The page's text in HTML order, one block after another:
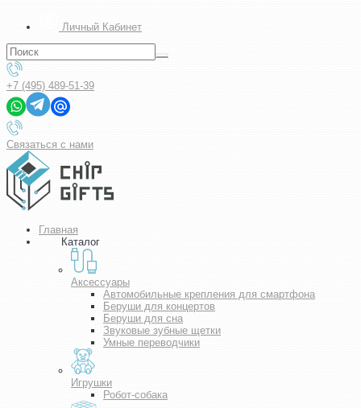
Личный Кабинет
+7 (495) 489-51-39
Связаться с нами
Главная
Каталог
Аксессуары
Автомобильные крепления для смартфона
Беруши для концертов
Беруши для сна
Звуковые зубные щетки
Умные переводчики
Игрушки
Робот-собака